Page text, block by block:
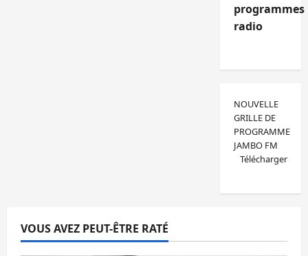
programmes
radio
NOUVELLE
GRILLE DE
PROGRAMME
JAMBO FM
Télécharger
VOUS AVEZ PEUT-ÊTRE RATÉ